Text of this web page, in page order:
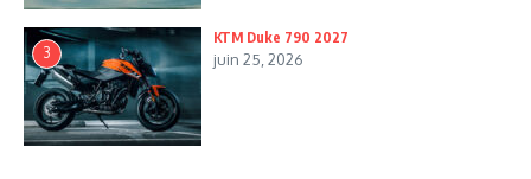
3
KTM Duke 790 2027
juin 25, 2026